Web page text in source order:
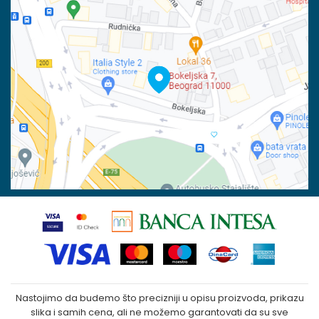
Račun
Banka Intesa 160-6000001244963-48
PIB:
100023031
Matični broj:
07790937
Isporuka
Pravo na odustajanje
Reklamacije
Povraćaj sredstava
Zamena veličine i zamena artikla za drugi
Kako kupiti
Nastojimo da budemo što precizniji u opisu proizvoda, prikazu
slika i samih cena, ali ne možemo garantovati da su sve